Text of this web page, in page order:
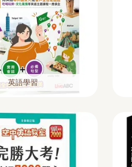
英語學習